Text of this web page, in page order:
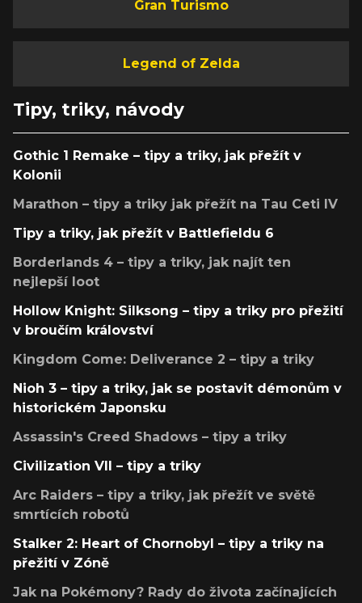
Gran Turismo
Legend of Zelda
Tipy, triky, návody
Gothic 1 Remake – tipy a triky, jak přežít v
Kolonii
Marathon – tipy a triky jak přežít na Tau Ceti IV
Tipy a triky, jak přežít v Battlefieldu 6
Borderlands 4 – tipy a triky, jak najít ten
nejlepší loot
Hollow Knight: Silksong – tipy a triky pro přežití
v broučím království
Kingdom Come: Deliverance 2 – tipy a triky
Nioh 3 – tipy a triky, jak se postavit démonům v
historickém Japonsku
Assassin's Creed Shadows – tipy a triky
Civilization VII – tipy a triky
Arc Raiders – tipy a triky, jak přežít ve světě
smrtících robotů
Stalker 2: Heart of Chornobyl – tipy a triky na
přežití v Zóně
Jak na Pokémony? Rady do života začínajících